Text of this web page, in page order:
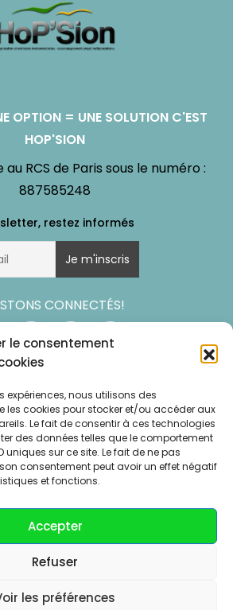
le consentement
expériences, nous utilisons des
les cookies pour stocker et/ou accéder aux
Le fait de consentir à ces technologies
des données telles que le comportement
uniques sur ce site. Le fait de ne pas
consentement peut avoir un effet négatif
et fonctions.
Accepter
Refuser
les préférences
OPTION = UNE SOLUTION C'EST
HOP'SION
RCS de Paris sous le numéro :
887585248
CONNECTÉS!
Mentions légales
CGV – CGU
Politique de